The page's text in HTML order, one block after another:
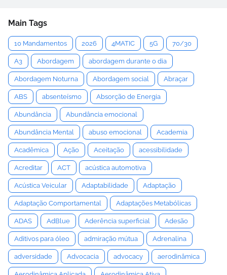
Main Tags
10 Mandamentos 2026 4MATIC 5G 70/30
A3 Abordagem abordagem durante o dia
Abordagem Noturna Abordagem social Abraçar
ABS absenteísmo Absorção de Energia
Abundância Abundância emocional
Abundância Mental abuso emocional Academia
Acadêmica Ação Aceitação acessibilidade
Acreditar ACT acústica automotiva
Acústica Veicular Adaptabilidade Adaptação
Adaptação Comportamental Adaptações Metabólicas
ADAS AdBlue Aderência superficial Adesão
Aditivos para óleo admiração mútua Adrenalina
adversidade Advocacia advocacy aerodinâmica